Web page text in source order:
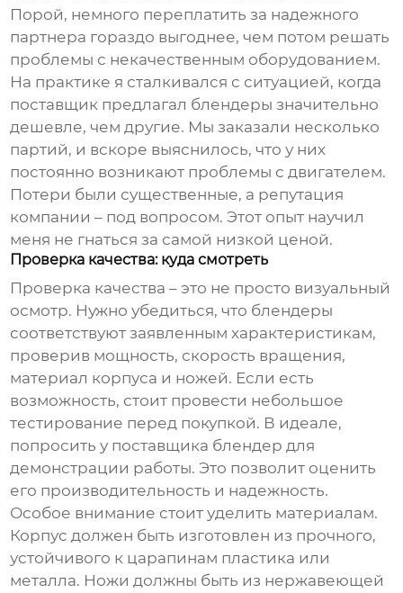
Порой, немного переплатить за надежного
партнера гораздо выгоднее, чем потом решать
проблемы с некачественным оборудованием.
На практике я сталкивался с ситуацией, когда
поставщик предлагал блендеры значительно
дешевле, чем другие. Мы заказали несколько
партий, и вскоре выяснилось, что у них
постоянно возникают проблемы с двигателем.
Потери были существенные, а репутация
компании – под вопросом. Этот опыт научил
меня не гнаться за самой низкой ценой.
Проверка качества: куда смотреть
Проверка качества – это не просто визуальный
осмотр. Нужно убедиться, что блендеры
соответствуют заявленным характеристикам,
проверив мощность, скорость вращения,
материал корпуса и ножей. Если есть
возможность, стоит провести небольшое
тестирование перед покупкой. В идеале,
попросить у поставщика блендер для
демонстрации работы. Это позволит оценить
его производительность и надежность.
Особое внимание стоит уделить материалам.
Корпус должен быть изготовлен из прочного,
устойчивого к царапинам пластика или
металла. Ножи должны быть из нержавеющей